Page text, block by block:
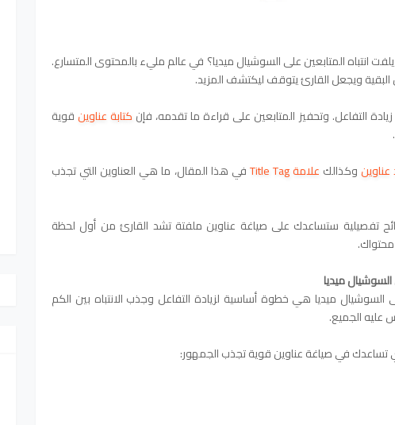
انتباه المتابعين على السوشيال ميديا؟ في عالم مليء بالمحتوى المتسارع.
ويجعل القارئ يتوقف ليكتشف المزيد.
التفاعل. وتحفيز المتابعين على قراءة ما تقدمه، فإن كتابة عناوينقوية
عناوينوكذالك علامة Title Tag
في هذا المقال، ما هي العناوين التي تجذب
تفصيلية ستساعدك على صياغة عناوين ملفتة تشد القارئ من أول لحظة
ميديا
السوشيال ميديا هي خطوة أساسية لزيادة التفاعل وجذب الانتباه بين الكم
عليه الجميع.
تساعدك في صياغة عناوين قوية تجذب الجمهور: